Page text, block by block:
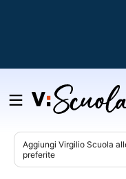
Salta
contenuto
Aggiungi Virgilio Scuola
preferite